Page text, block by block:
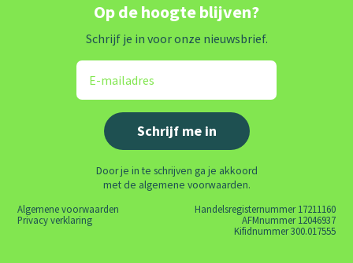
Op de hoogte blijven?
Schrijf je in voor onze nieuwsbrief.
Door je in te schrijven ga je akkoord
met de algemene voorwaarden.
Algemene voorwaarden
Privacy verklaring
Handelsregisternummer 17211160
AFMnummer 12046937
Kifidnummer 300.017555